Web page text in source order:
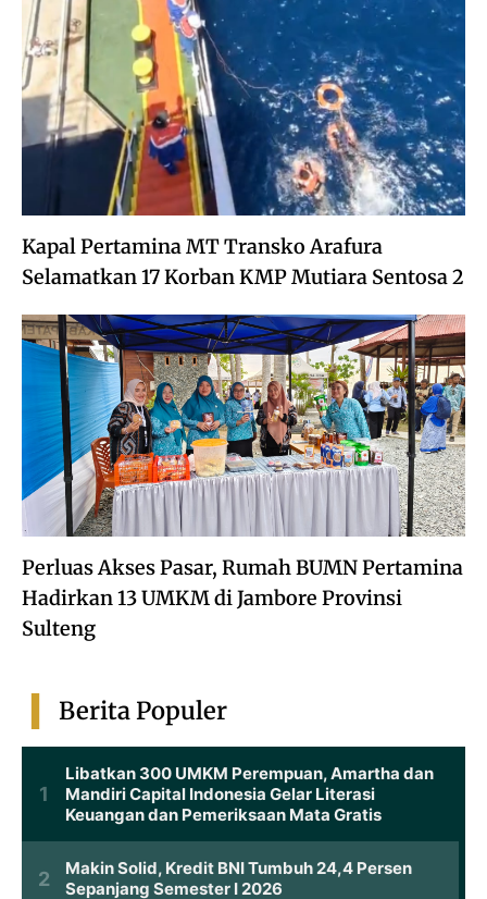
Kapal Pertamina MT Transko Arafura
Selamatkan 17 Korban KMP Mutiara Sentosa 2
Perluas Akses Pasar, Rumah BUMN Pertamina
Hadirkan 13 UMKM di Jambore Provinsi
Sulteng
Berita Populer